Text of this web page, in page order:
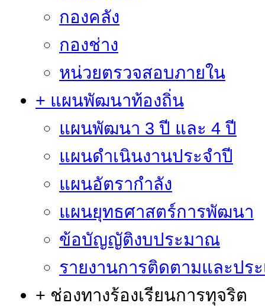
กองคลัง
กองช่าง
หน่วยตรวจสอบภายใน
+ แผนพัฒนาท้องถิ่น
แผนพัฒนา 3 ปี และ 4 ปี
แผนดำเนินงานประจำปี
แผนอัตรากำลัง
แผนยุทธศาสตร์การพัฒนา
ข้อบัญญัติงบประมาณ
รายงานการติดตามและปร
+ ช่องทางร้องเรียนการทุจริต